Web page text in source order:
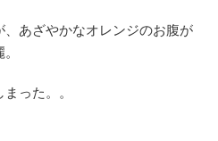
あざやかなオレンジのお腹が
った。。